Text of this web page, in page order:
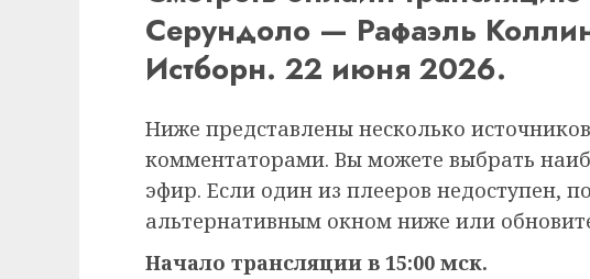
Серундоло — Рафаэль
Истборн. 22 июня 2026.
Ниже представлены несколько
комментаторами. Вы можете выбрать
эфир. Если один из плееров недоступен,
альтернативным окном ниже или
Начало трансляции в 15:00 мск.